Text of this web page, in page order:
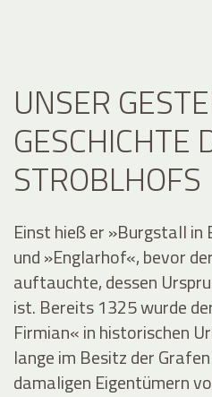
UNSER
GESCHICHTE
STROBLHOFS
Einst hieß er »Burgstall
und »Englarhof«, bevor
auftauchte, dessen
ist. Bereits 1325 wurde
Firmian« in historischen
lange im Besitz der
damaligen Eigentümern